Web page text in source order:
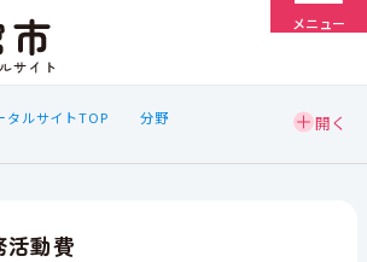
メニュー
タルサイトTOP
分野
動費